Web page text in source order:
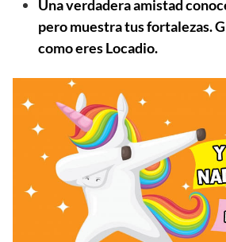
Una verdadera amistad
pero muestra tus fortalezas.
como eres Locadio.